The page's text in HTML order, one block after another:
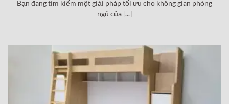
Bạn đang tìm kiếm một giải pháp tối ưu cho không gian phòng
ngủ của [...]